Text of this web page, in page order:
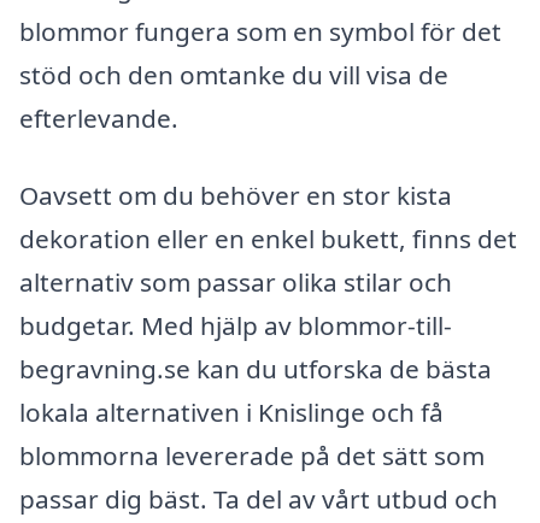
blommor fungera som en symbol för det
stöd och den omtanke du vill visa de
efterlevande.
Oavsett om du behöver en stor kista
dekoration eller en enkel bukett, finns det
alternativ som passar olika stilar och
budgetar. Med hjälp av blommor-till-
begravning.se kan du utforska de bästa
lokala alternativen i Knislinge och få
blommorna levererade på det sätt som
passar dig bäst. Ta del av vårt utbud och